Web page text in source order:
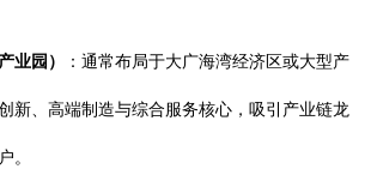
业园） ：通常布局于大广海湾经济区或大型产
新、高端制造与综合服务核心，吸引产业链龙
。